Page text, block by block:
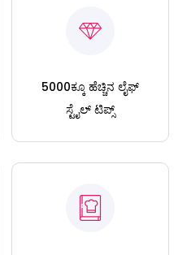
5000ಕ್ಕೂ ಹೆಚ್ಚಿನ ಲೈಫ್
ಸ್ಟೈಲ್ ಟಿಪ್ಸ್